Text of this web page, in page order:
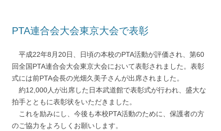
PTA連合会大会東京大会で表彰
平成22年8月20日、日頃の本校のPTA活動が評価され、第60
回全国PTA連合会大会東京大会において表彰されました。表彰
式には前PTA会長の光畑久美子さんが出席されました。
約12,000人が出席した日本武道館で表彰式が行われ、盛大な
拍手とともに表彰状をいただきました。
これを励みにし、今後も本校PTA活動のために、保護者の方
のご協力をよろしくお願いします。